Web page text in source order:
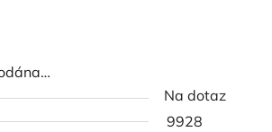
Na dotaz
9928